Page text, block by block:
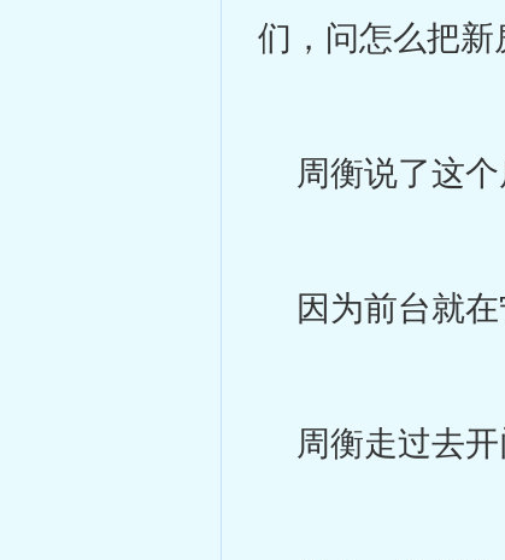
们，问怎么把新
周衡说了这个
因为前台就在
周衡走过去开